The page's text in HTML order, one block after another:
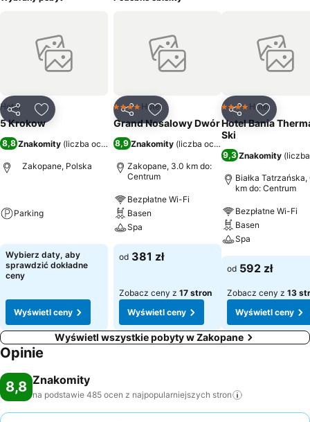
UdostępnijDodaj do ulubionych
Hotel
5 Krokow
8,8 Znakomity (liczba ocen: 485)
Zakopane, Polska
Parking
Wybierz daty, aby
sprawdzić dokładne
ceny
Wyświetl ceny
UdostępnijDodaj do ulubionych
4 Kategoria
Hotel
Grand Nosalowy Dwór
8,9 Znakomity (liczba ocen: 2171
Zakopane, 3.0 km do:
Centrum
Bezpłatne Wi-Fi
Basen
Spa
od 381 zł
Zobacz ceny z 17 stron
Wyświetl ceny
UdostępnijDodaj
4 Kategoria
Hotel
Hotel Bania
Ski
9,3 Znakomity (
Białka
km do: Centrum
Bezpłatne Wi-Fi
Basen
Spa
od 592 zł
Zobacz ceny z 13
Wyświetl ceny
Wyświetl wszystkie pobyty w Zakopane
Opinie
8,8 Znakomity
na podstawie 485 ocen z najpopularniejszych stron